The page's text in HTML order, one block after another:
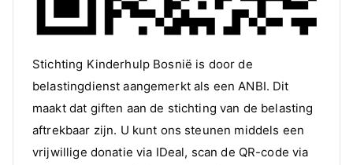
Stichting Kinderhulp Bosnië is door de
belastingdienst aangemerkt als een ANBI. Dit
maakt dat giften aan de stichting van de belasting
aftrekbaar zijn. U kunt ons steunen middels een
vrijwillige donatie via IDeal, scan de QR-code via